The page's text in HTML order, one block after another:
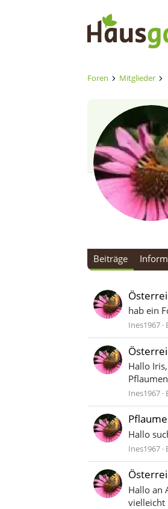
Foren Mitglieder
Beiträge
hab ein
Ines1967
Hallo
Ines1967
Hallo
Ines1967
Hallo an
vielleicht